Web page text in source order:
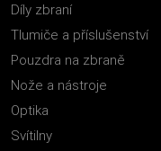
Díly zbraní
Tlumiče a příslušenství
Pouzdra na zbraně
Nože a nástroje
Optika
Svítilny